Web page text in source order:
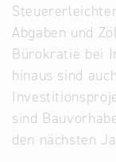
Abgaben und
Bürokratie bei
hinaus sind
sind
den nächsten